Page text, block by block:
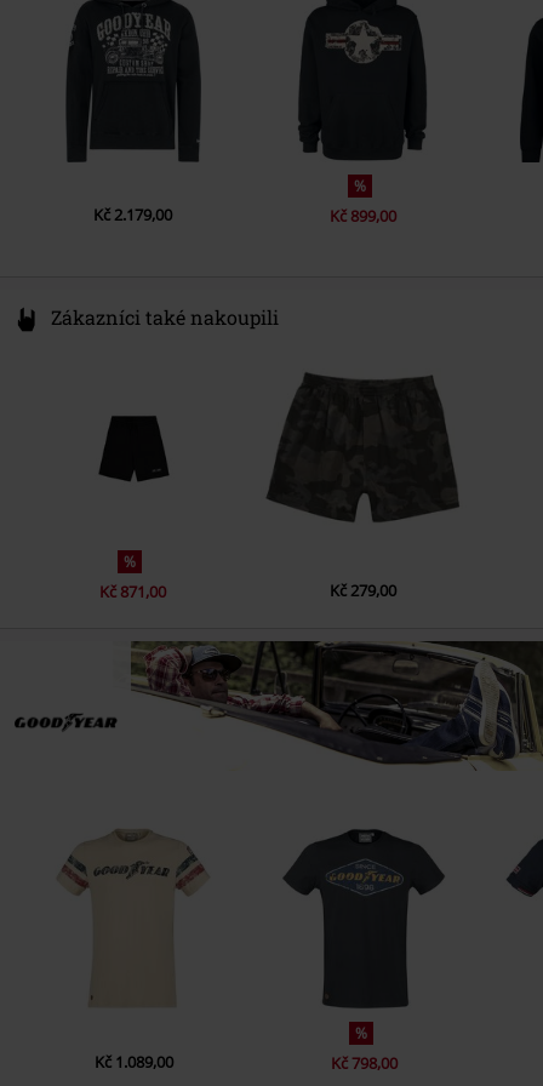
info@new-point.it
Kč 2.179,00
%
Kč 899,00
Zákazníci také nakoupili
%
Kč 871,00 Kč 279,00
Kč 1.089,00
%
Kč 798,00